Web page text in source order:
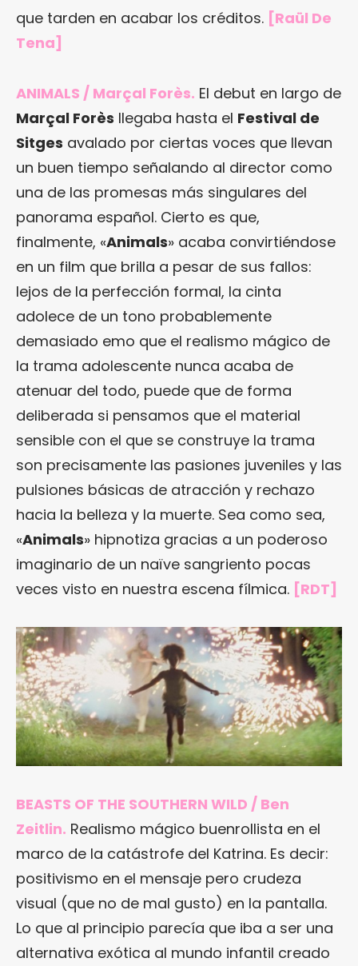
que tarden en acabar los créditos. [Raül De
Tena]
ANIMALS / Marçal Forès. El debut en largo de
Marçal Forès llegaba hasta el Festival de
Sitges avalado por ciertas voces que llevan
un buen tiempo señalando al director como
una de las promesas más singulares del
panorama español. Cierto es que,
finalmente, «Animals» acaba convirtiéndose
en un film que brilla a pesar de sus fallos:
lejos de la perfección formal, la cinta
adolece de un tono probablemente
demasiado emo que el realismo mágico de
la trama adolescente nunca acaba de
atenuar del todo, puede que de forma
deliberada si pensamos que el material
sensible con el que se construye la trama
son precisamente las pasiones juveniles y las
pulsiones básicas de atracción y rechazo
hacia la belleza y la muerte. Sea como sea,
«Animals» hipnotiza gracias a un poderoso
imaginario de un naïve sangriento pocas
veces visto en nuestra escena fílmica. [RDT]
BEASTS OF THE SOUTHERN WILD / Ben
Zeitlin. Realismo mágico buenrollista en el
marco de la catástrofe del Katrina. Es decir:
positivismo en el mensaje pero crudeza
visual (que no de mal gusto) en la pantalla.
Lo que al principio parecía que iba a ser una
alternativa exótica al mundo infantil creado